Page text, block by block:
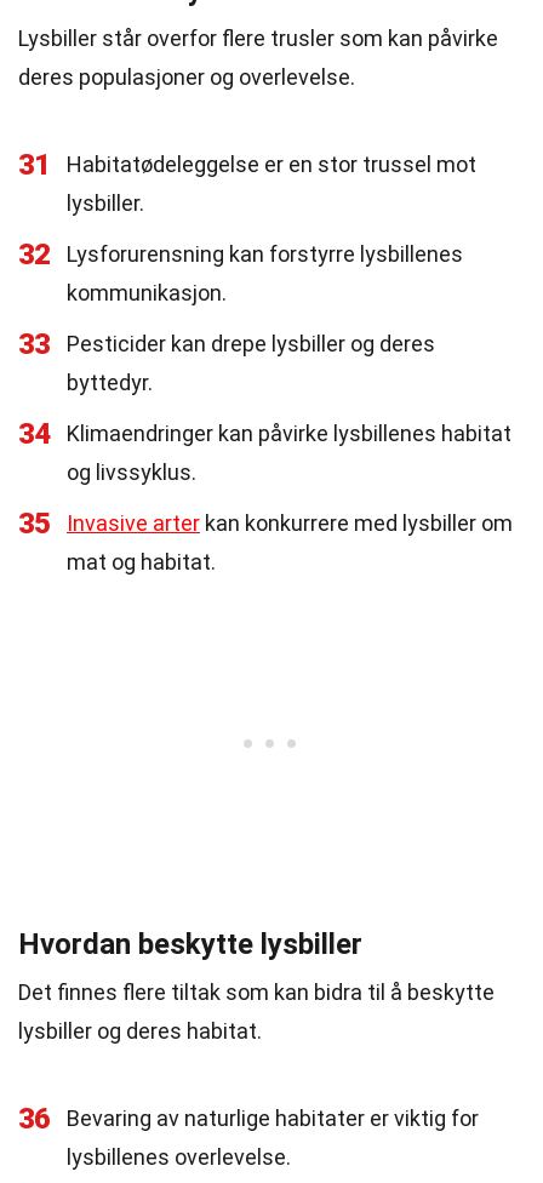
Lysbiller står overfor flere trusler som kan påvirke
deres populasjoner og overlevelse.
31
Habitatødeleggelse er en stor trussel mot
lysbiller.
32
Lysforurensning kan forstyrre lysbillenes
kommunikasjon.
33
Pesticider kan drepe lysbiller og deres
byttedyr.
34
Klimaendringer kan påvirke lysbillenes habitat
og livssyklus.
35 Invasive arter kan konkurrere med lysbiller om
mat og habitat.
Hvordan beskytte lysbiller
Det finnes flere tiltak som kan bidra til å beskytte
lysbiller og deres habitat.
36
Bevaring av naturlige habitater er viktig for
lysbillenes overlevelse.